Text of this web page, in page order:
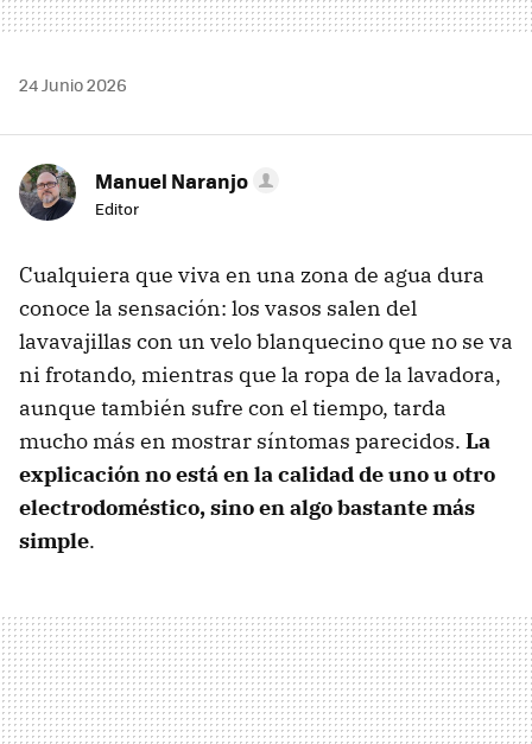
24 Junio 2026
Manuel Naranjo
Editor
Cualquiera que viva en una zona de agua dura
conoce la sensación: los vasos salen del
lavavajillas con un velo blanquecino que no se va
ni frotando, mientras que la ropa de la lavadora,
aunque también sufre con el tiempo, tarda
mucho más en mostrar síntomas parecidos. La
explicación no está en la calidad de uno u otro
electrodoméstico, sino en algo bastante más
simple.